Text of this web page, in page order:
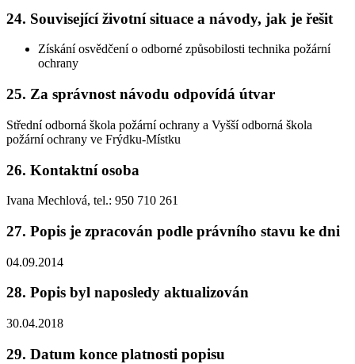
24. Související životní situace a návody, jak je řešit
Získání osvědčení o odborné způsobilosti technika požární
ochrany
25. Za správnost návodu odpovídá útvar
Střední odborná škola požární ochrany a Vyšší odborná škola
požární ochrany ve Frýdku-Místku
26. Kontaktní osoba
Ivana Mechlová, tel.: 950 710 261
27. Popis je zpracován podle právního stavu ke dni
04.09.2014
28. Popis byl naposledy aktualizován
30.04.2018
29. Datum konce platnosti popisu